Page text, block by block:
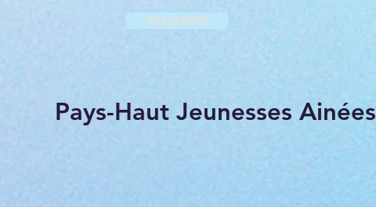
PALMARES
Pays-Haut Jeunesses Ainées